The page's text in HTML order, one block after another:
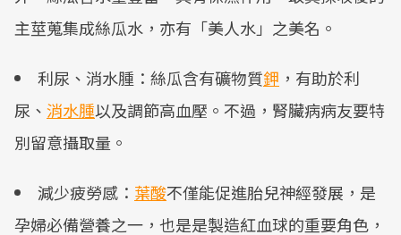
主莖蒐集成絲瓜水，亦有「美人水」之美名。
利尿、消水腫：絲瓜含有礦物質鉀 ，有助於利
尿、 消水腫以及調節高血壓。不過，腎臟病病友要特
別留意攝取量。
減少疲勞感： 葉酸不僅能促進胎兒神經發展，是
孕婦必備營養之一，也是是製造紅血球的重要角色，